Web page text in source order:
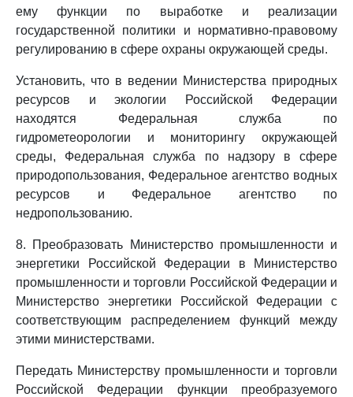
ему функции по выработке и реализации
государственной политики и нормативно-правовому
регулированию в сфере охраны окружающей среды.
Установить, что в ведении Министерства природных
ресурсов и экологии Российской Федерации
находятся Федеральная служба по
гидрометеорологии и мониторингу окружающей
среды, Федеральная служба по надзору в сфере
природопользования, Федеральное агентство водных
ресурсов и Федеральное агентство по
недропользованию.
8. Преобразовать Министерство промышленности и
энергетики Российской Федерации в Министерство
промышленности и торговли Российской Федерации и
Министерство энергетики Российской Федерации с
соответствующим распределением функций между
этими министерствами.
Передать Министерству промышленности и торговли
Российской Федерации функции преобразуемого